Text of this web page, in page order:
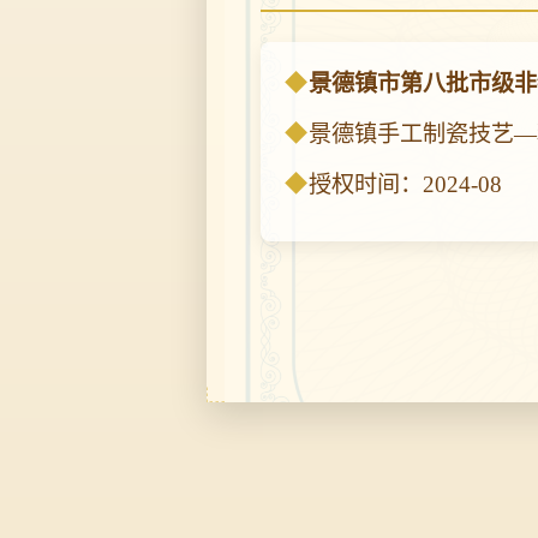
景德镇市第八批市级
景德镇手工制瓷技艺
授权时间：2024-08